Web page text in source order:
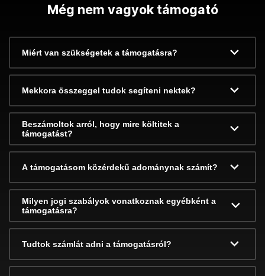
Még nem vagyok támogató
Miért van szükségetek a támogatásra?
Mekkora összeggel tudok segíteni nektek?
Beszámoltok arról, hogy mire költitek a
támogatást?
A támogatásom közérdekű adománynak számít?
Milyen jogi szabályok vonatkoznak egyébként a
támogatásra?
Tudtok számlát adni a támogatásról?